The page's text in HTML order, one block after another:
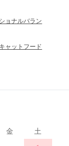
ョナルバラン
ャットフード
金
土